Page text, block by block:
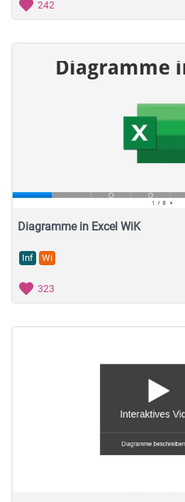
242
Diagramme in Excel WiK
Inf Wi
323